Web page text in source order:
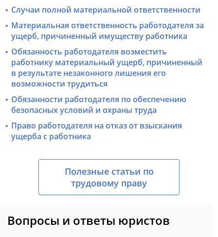
Случаи полной материальной ответственности
Материальная ответственность работодателя за
ущерб, причиненный имуществу работника
Обязанность работодателя возместить
работнику материальный ущерб, причиненный
в результате незаконного лишения его
возможности трудиться
Обязанности работодателя по обеспечению
безопасных условий и охраны труда
Право работодателя на отказ от взыскания
ущерба с работника
Полезные статьи по
трудовому праву
Вопросы и ответы юристов